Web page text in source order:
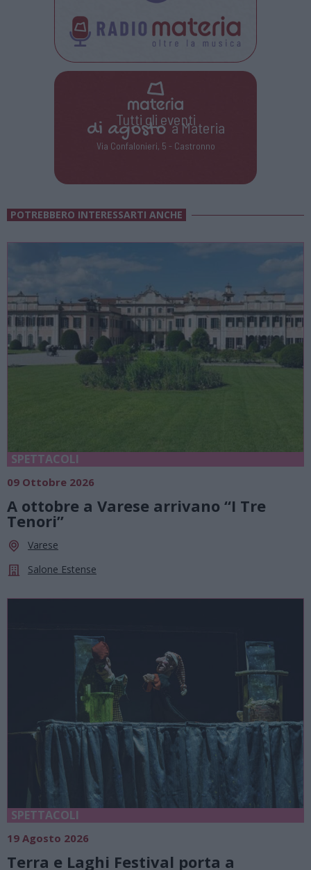
Tutti gli eventi
di agostoa Materia
Via Confalonieri, 5 - Castronno
POTREBBERO INTERESSARTI ANCHE
SPETTACOLI
09 Ottobre 2026
A ottobre a Varese arrivano “I Tre
Tenori”
Varese
Salone Estense
SPETTACOLI
19 Agosto 2026
Terra e Laghi Festival porta a